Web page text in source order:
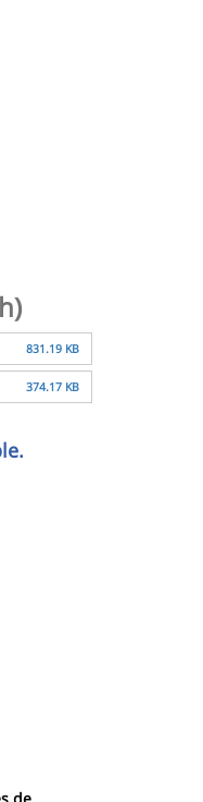
831.19 KB
374.17 KB